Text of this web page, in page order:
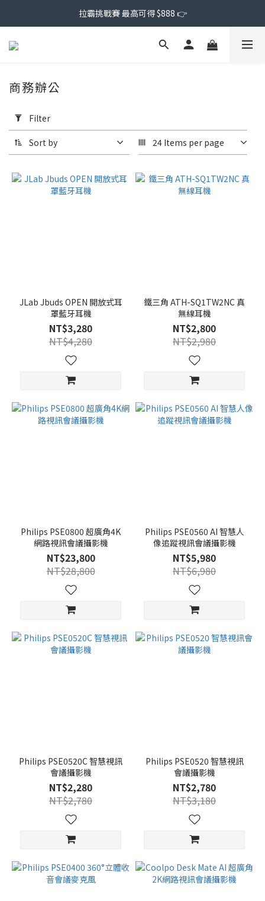
拉霸挑戰賽 最高可得 $888 👉
Filter
(0/20)
Range
商務辦公
Filter
Sort by 24 Items per page
JLab Jbuds OPEN 開放式耳
罩藍牙耳機
NT$3,280
NT$4,280
鐵三角 ATH-SQ1TW2NC 真
無線耳機
NT$2,800
NT$2,980
Philips PSE0800 超廣角4K
網路視訊會議攝影機
NT$23,800
NT$28,800
Philips PSE0560 AI 智慧人
像追蹤視訊會議攝影機
NT$5,980
NT$6,980
Philips PSE0520C 智慧視訊
會議攝影機
NT$2,280
NT$2,780
Philips PSE0520 智慧視訊
會議攝影機
NT$2,780
NT$3,180